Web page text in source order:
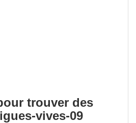
trouver des
vives-09